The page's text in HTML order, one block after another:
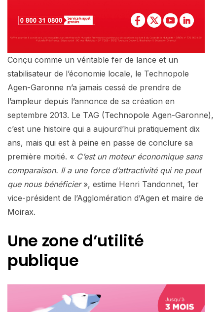
Conçu comme un véritable fer de lance et un
stabilisateur de l’économie locale, le Technopole
Agen-Garonne n’a jamais cessé de prendre de
l’ampleur depuis l’annonce de sa création en
septembre 2013. Le TAG (Technopole Agen-Garonne),
c’est une histoire qui a aujourd’hui pratiquement dix
ans, mais qui est à peine en passe de conclure sa
première moitié. « C’est un moteur économique sans
comparaison. Il a une force d’attractivité qui ne peut
que nous bénéficier», estime Henri Tandonnet, 1er
vice-président de l’Agglomération d’Agen et maire de
Moirax.
Une zone d’utilité
publique